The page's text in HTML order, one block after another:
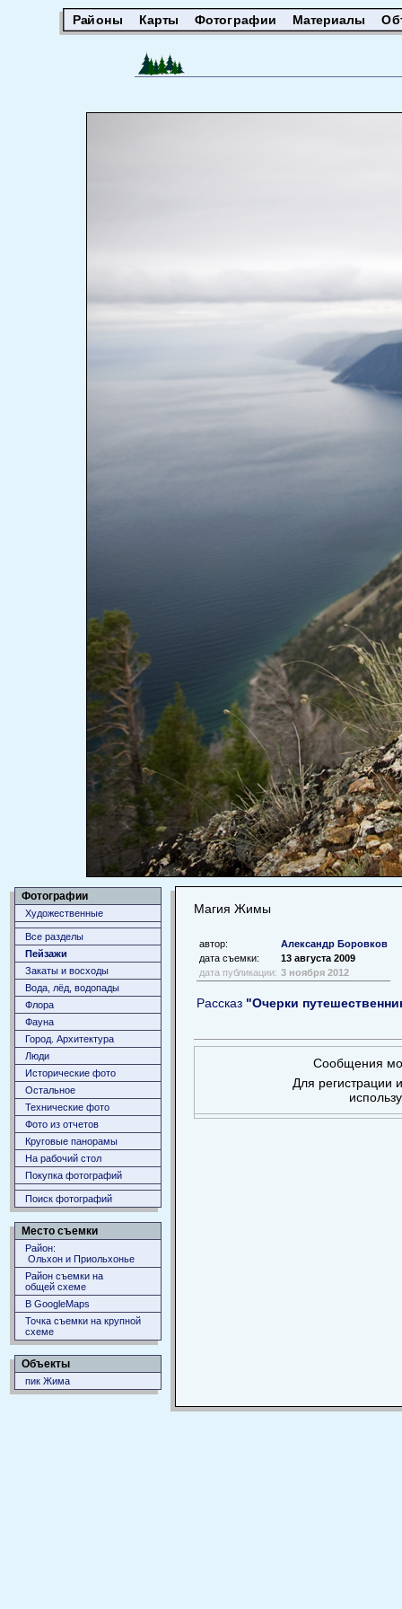
Районы Карты Фотографии Материалы
Фотографии
Художественные
Все разделы
Пейзажи
Закаты и восходы
Вода, лёд, водопады
Флора
Фауна
Город. Архитектура
Люди
Исторические фото
Остальное
Технические фото
Фото из отчетов
Круговые панорамы
На рабочий стол
Покупка фотографий
Поиск фотографий
Место съемки
Район:
Ольхон и Приольхонье
Район съемки на
общей схеме
В GoogleMaps
Точка съемки на крупной
схеме
Объекты
пик Жима
Магия Жимы
автор:
Александр Боровков
дата съемки:
13 августа 2009
дата публикации: 3 ноября 2012
Рассказ "Очерки
Сообщения
Для регистрации